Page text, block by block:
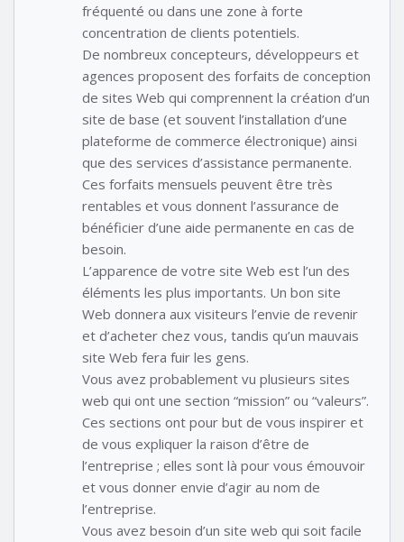
fréquenté ou dans une zone à forte
concentration de clients potentiels.
De nombreux concepteurs, développeurs et
agences proposent des forfaits de conception
de sites Web qui comprennent la création d’un
site de base (et souvent l’installation d’une
plateforme de commerce électronique) ainsi
que des services d’assistance permanente.
Ces forfaits mensuels peuvent être très
rentables et vous donnent l’assurance de
bénéficier d’une aide permanente en cas de
besoin.
L’apparence de votre site Web est l’un des
éléments les plus importants. Un bon site
Web donnera aux visiteurs l’envie de revenir
et d’acheter chez vous, tandis qu’un mauvais
site Web fera fuir les gens.
Vous avez probablement vu plusieurs sites
web qui ont une section “mission” ou “valeurs”.
Ces sections ont pour but de vous inspirer et
de vous expliquer la raison d’être de
l’entreprise ; elles sont là pour vous émouvoir
et vous donner envie d’agir au nom de
l’entreprise.
Vous avez besoin d’un site web qui soit facile